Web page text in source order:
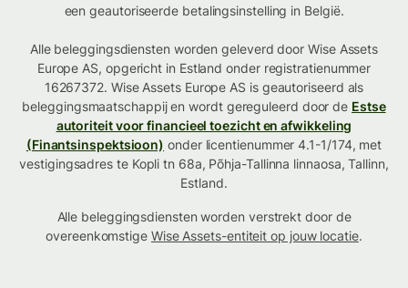
een geautoriseerde betalingsinstelling in België.
Alle beleggingsdiensten worden geleverd door Wise Assets
Europe AS, opgericht in Estland onder registratienummer
16267372. Wise Assets Europe AS is geautoriseerd als
beleggingsmaatschappij en wordt gereguleerd door de Estse
autoriteit voor financieel toezicht en afwikkeling
(Finantsinspektsioon) onder licentienummer 4.1-1/174, met
vestigingsadres te Kopli tn 68a, Põhja-Tallinna linnaosa, Tallinn,
Estland.
Alle beleggingsdiensten worden verstrekt door de
overeenkomstige Wise Assets-entiteit op jouw locatie.